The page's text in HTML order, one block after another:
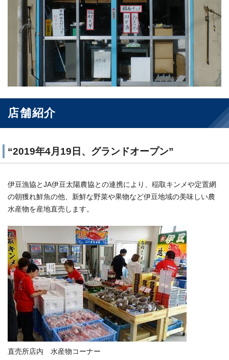
店舗紹介
“2019年4月19日、グランドオープン”
伊豆漁協とJA伊豆太陽農協との連携により、稲取キンメや定置網
の朝獲れ鮮魚の他、新鮮な野菜や果物など伊豆地域の美味しい農
水産物を産地直売します。
直売所店内 水産物コーナー